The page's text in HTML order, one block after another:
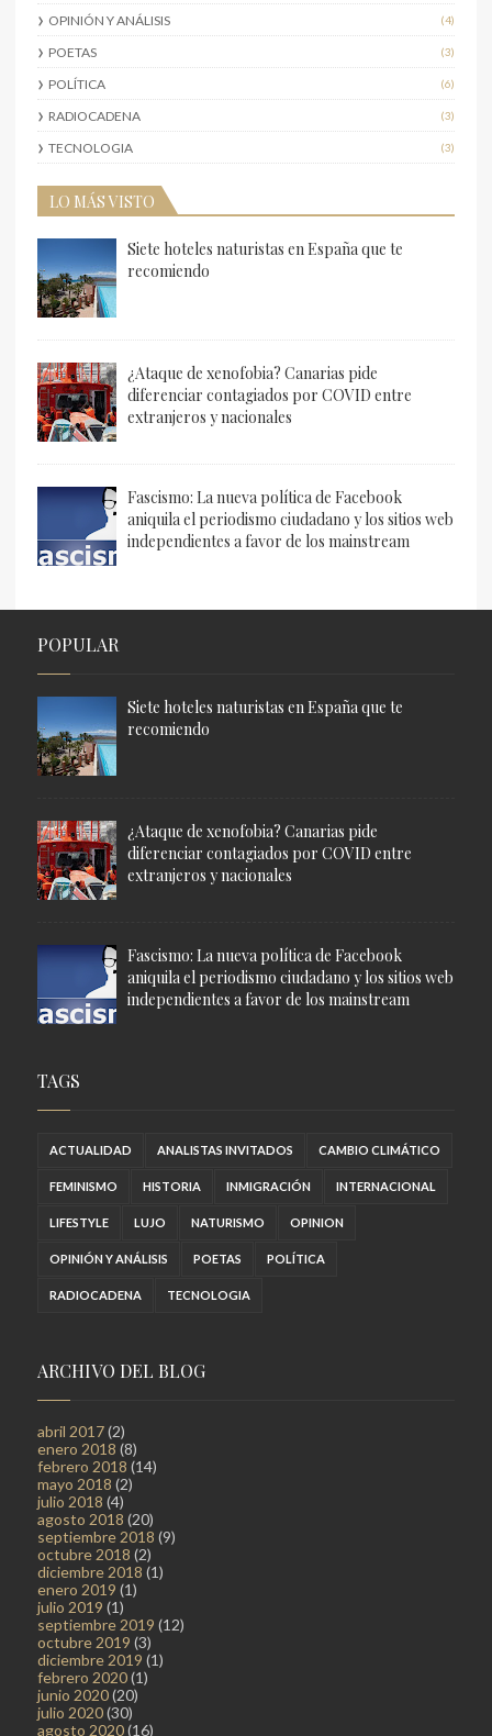
OPINIÓN Y ANÁLISIS (4)
POETAS (3)
POLÍTICA (6)
RADIOCADENA (3)
TECNOLOGIA (3)
LO MÁS VISTO
Siete hoteles naturistas en España que te
recomiendo
¿Ataque de xenofobia? Canarias pide
diferenciar contagiados por COVID entre
extranjeros y nacionales
Fascismo: La nueva política de Facebook
aniquila el periodismo ciudadano y los sitios web
independientes a favor de los mainstream
POPULAR
Siete hoteles naturistas en España que te
recomiendo
¿Ataque de xenofobia? Canarias pide
diferenciar contagiados por COVID entre
extranjeros y nacionales
Fascismo: La nueva política de Facebook
aniquila el periodismo ciudadano y los sitios web
independientes a favor de los mainstream
TAGS
ACTUALIDAD ANALISTAS INVITADOS CAMBIO CLIMÁTICO
FEMINISMO HISTORIA INMIGRACIÓN INTERNACIONAL
LIFESTYLE LUJO NATURISMO OPINION
OPINIÓN Y ANÁLISIS POETAS POLÍTICA
RADIOCADENA TECNOLOGIA
ARCHIVO DEL BLOG
abril 2017(2)
enero 2018 (8)
febrero 2018 (14)
mayo 2018 (2)
julio 2018 (4)
agosto 2018 (20)
septiembre 2018 (9)
octubre 2018 (2)
diciembre 2018 (1)
enero 2019 (1)
julio 2019 (1)
septiembre 2019 (12)
octubre 2019 (3)
diciembre 2019 (1)
febrero 2020(1)
junio 2020(20)
julio 2020(30)
agosto 2020(16)